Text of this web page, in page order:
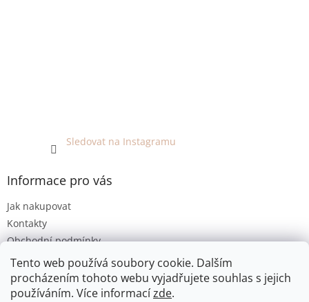
Tento web používá soubory cookie. Dalším
procházením tohoto webu vyjadřujete souhlas s jejich
používáním. Více informacízde.
Sledovat na Instagramu
Informace pro vás
Jak nakupovat
Kontakty
Obchodní podmínky
Podmínky ochrany osobních údajů